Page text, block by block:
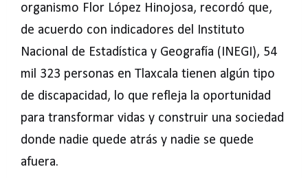
organismo Flor López Hinojosa, recordó que,
de acuerdo con indicadores del Instituto
Nacional de Estadística y Geografía (INEGI), 54
mil 323 personas en Tlaxcala tienen algún tipo
de discapacidad, lo que refleja la oportunidad
para transformar vidas y construir una sociedad
donde nadie quede atrás y nadie se quede
afuera.